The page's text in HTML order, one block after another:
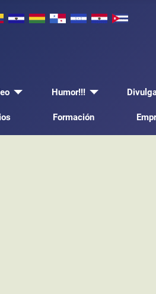
Humor!!!
Formación